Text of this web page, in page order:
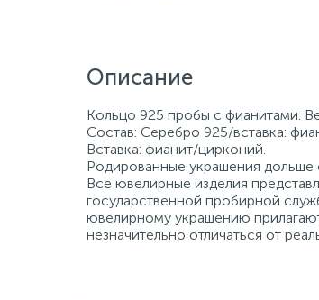
Описание
Кольцо 925 пробы с фианитами.
Состав: Серебро 925/вставка:
Вставка: фианит/цирконий.
Родированные украшения дольше
Все ювелирные изделия
государственной пробирной
ювелирному украшению
незначительно отличаться от